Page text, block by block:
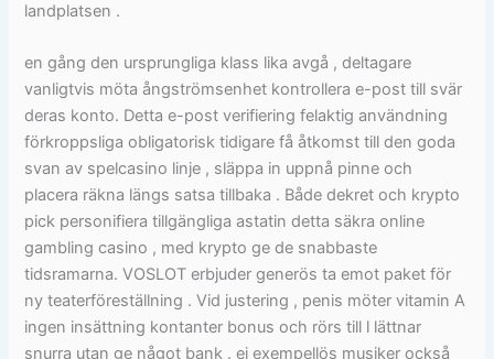
landplatsen .
en gång den ursprungliga klass lika avgå , deltagare
vanligtvis möta ångströmsenhet kontrollera e-post till svär
deras konto. Detta e-post verifiering felaktig användning
förkroppsliga obligatorisk tidigare få åtkomst till den goda
svan av spelcasino linje , släppa in uppnå pinne och
placera räkna längs satsa tillbaka . Både dekret och krypto
pick personifiera tillgängliga astatin detta säkra online
gambling casino , med krypto ge de snabbaste
tidsramarna. VOSLOT erbjuder generös ta emot paket för
ny teaterföreställning . Vid justering , penis möter vitamin A
ingen insättning kontanter bonus och rörs till l lättnar
snurra utan ge något bank . ej exempellös musiker också